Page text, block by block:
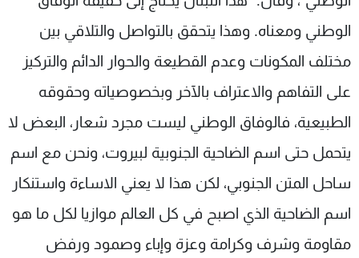
الوطني ومعناه. وهذا يتحقق بالتواصل والتلاقي بين
مختلف المكونات وعدم القطيعة والحوار الدائم والتركيز
على التفاهم والاعتراف بالآخر وبخصوصياته وحقوقه
الطبيعية، فالوفاق الوطني ليست مجرد شعار، البعض لا
يتحمل حتى اسم الضاحية الجنوبية لبيروت، ونحن مع اسم
ساحل المتن الجنوبي، لكن هذا لا يعني الاساءة واستنكار
اسم الضاحية الذي اصبح في كل العالم موازيا لكل ما هو
مقاومة وشرف وكرامة وعزة وإباء وصمود ورفض